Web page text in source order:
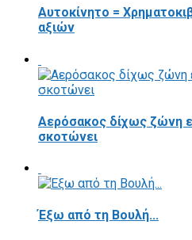
Αυτοκίνητο =
αξιών
Αερόσακος δίχως ζώνη
σκοτώνει
Έξω από τη Βουλή...